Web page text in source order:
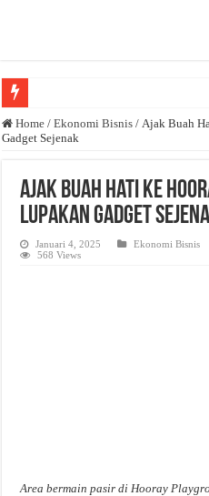
Anda butuh promosi usaha? Kontak ke
Dibutuhkan Marketing. Lamaran di-
Home / Ekonomi Bisnis / Ajak Buah
Gadget Sejenak
Ajak Buah Hati Ke
Lupakan Gadget
Januari 4, 2025 Ekonomi Bisnis
568 Views
Area bermain pasir di Hooray